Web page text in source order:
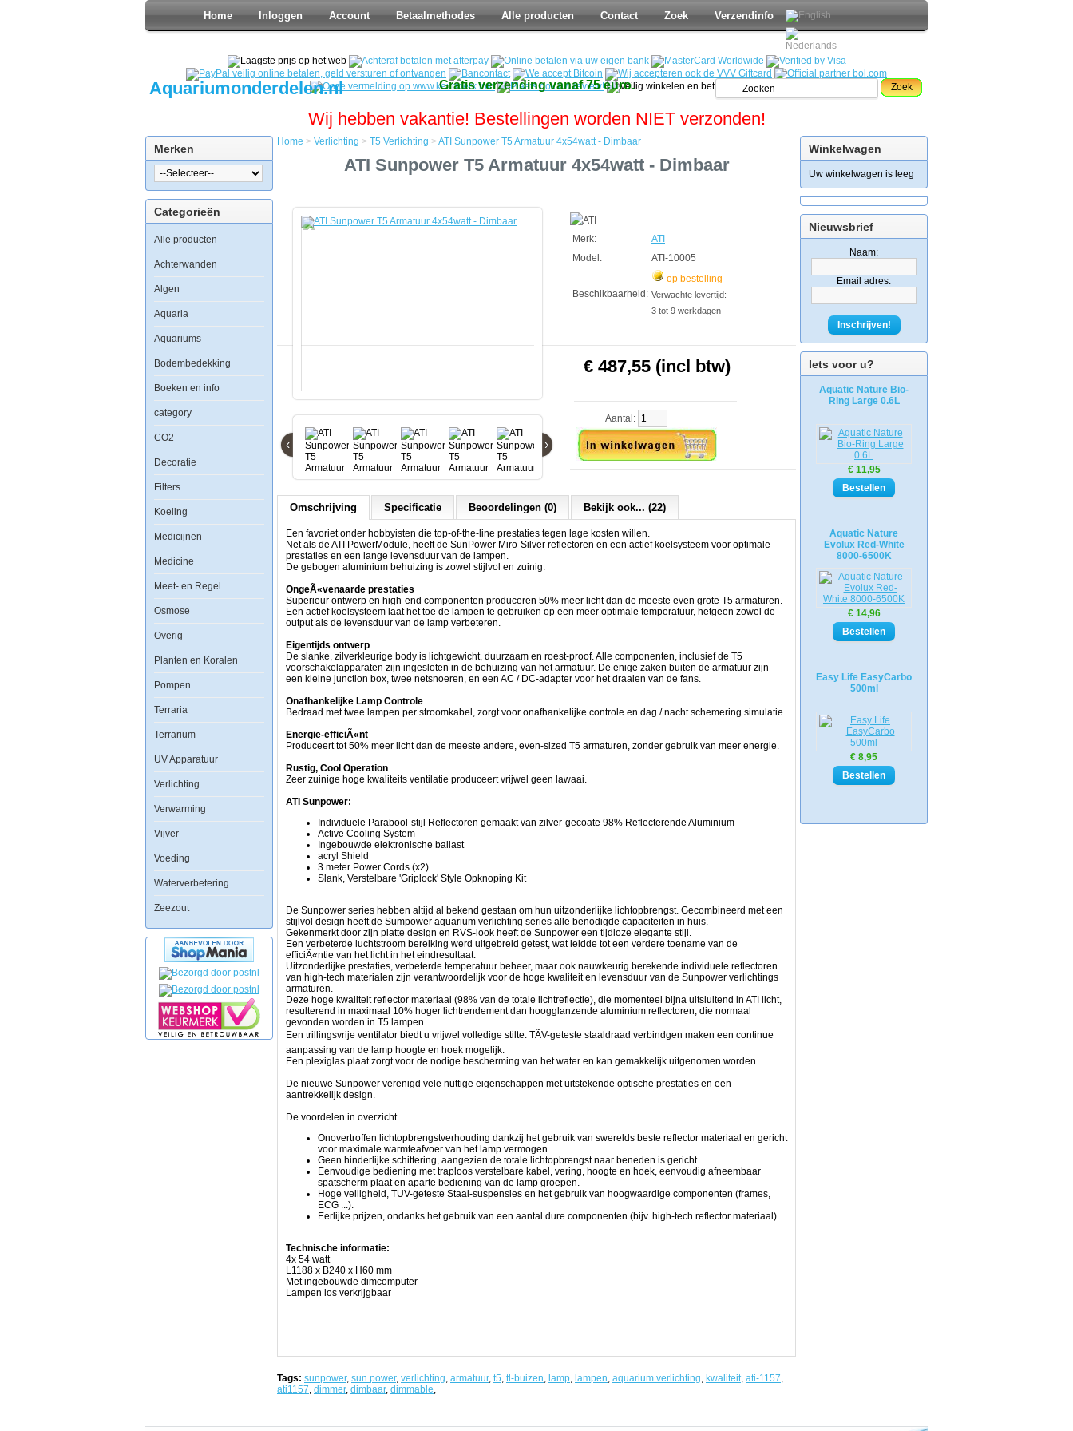
Home Inloggen Account Betaalmethodes Alle producten Contact Zoek Verzendinfo
Aquariumonderdelen.nl Gratis verzending vanaf 75 euro. Zoek
Wij hebben vakantie! Bestellingen worden NIET verzonden!
Merken
Categorieën
Alle producten
Achterwanden
Algen
Aquaria
Aquariums
Bodembedekking
Boeken en info
category
CO2
Decoratie
Filters
Koeling
Medicijnen
Medicine
Meet- en Regel
Osmose
Overig
Planten en Koralen
Pompen
Terraria
Terrarium
UV Apparatuur
Verlichting
Verwarming
Vijver
Voeding
Waterverbetering
Zeezout
Winkelwagen
Uw winkelwagen is leeg
Nieuwsbrief
Naam:
Email adres:
Inschrijven!
Iets voor u?
Aquatic Nature Bio-
Ring Large 0.6L
€ 11,95
Aquatic Nature
Evolux Red-White
8000-6500K
€ 14,96
Easy Life EasyCarbo
500ml
€ 8,95
Verlichting
ATI
Sunpower
4x54watt
Dimbaar
favoriet
onder
hobbyisten
die
of-
the-
line
prestaties
lage
kosten
willen.
Net
de
ATI
heeft
Miro-
Silver
en
koelsysteem
optimale
prestaties
levensduur
van
de
lampen.
De
gebogen
aluminium
behuizing
zowel
stijlvol
en
zuinig.
prestaties
Superieur
en
componenten
produceren
even
grote
T5
armaturen.
Een
actief
de
te
gebruiken
Home > Verlichting > T5 Verlichting > ATI Sunpower T5 Armatuur 4x54watt - Dimbaar
ATI Sunpower T5 Armatuur 4x54watt - Dimbaar
‹ ›
Merk:
ATI
Model:
ATI-10005
Beschikbaarheid:
op bestelling
Verwachte levertijd:
3 tot 9 werkdagen
€ 487,55 (incl btw)
Aantal:
Omschrijving Specificatie Beoordelingen (0) Bekijk ook... (22)
Een favoriet onder hobbyisten die top-of-the-line prestaties tegen lage kosten willen.
Net als de ATI PowerModule, heeft de SunPower Miro-Silver reflectoren en een actief koelsysteem voor optimale
prestaties en een lange levensduur van de lampen.
De gebogen aluminium behuizing is zowel stijlvol en zuinig.
OngeÃ«venaarde prestaties
Superieur ontwerp en high-end componenten produceren 50% meer licht dan de meeste even grote T5 armaturen.
Een actief koelsysteem laat het toe de lampen te gebruiken op een meer optimale temperatuur, hetgeen zowel de
output als de levensduur van de lamp verbeteren.
Eigentijds ontwerp
De slanke, zilverkleurige body is lichtgewicht, duurzaam en roest-proof. Alle componenten, inclusief de T5
voorschakelapparaten zijn ingesloten in de behuizing van het armatuur. De enige zaken buiten de armatuur zijn
een kleine junction box, twee netsnoeren, en een AC / DC-adapter voor het draaien van de fans.
Onafhankelijke Lamp Controle
Bedraad met twee lampen per stroomkabel, zorgt voor onafhankelijke controle en dag / nacht schemering simulatie.
Energie-efficiÃ«nt
Produceert tot 50% meer licht dan de meeste andere, even-sized T5 armaturen, zonder gebruik van meer energie.
Rustig, Cool Operation
Zeer zuinige hoge kwaliteits ventilatie produceert vrijwel geen lawaai.
ATI Sunpower:
Individuele Parabool-stijl Reflectoren gemaakt van zilver-gecoate 98% Reflecterende Aluminium
Active Cooling System
Ingebouwde elektronische ballast
acryl Shield
3 meter Power Cords (x2)
Slank, Verstelbare 'Griplock' Style Opknoping Kit
De Sunpower series hebben altijd al bekend gestaan om hun uitzonderlijke lichtopbrengst. Gecombineerd met een
stijlvol design heeft de Sumpower aquarium verlichting series alle benodigde capaciteiten in huis.
Gekenmerkt door zijn platte design en RVS-look heeft de Sunpower een tijdloze elegante stijl.
Een verbeterde luchtstroom bereiking werd uitgebreid getest, wat leidde tot een verdere toename van de
efficiÃ«ntie van het licht in het eindresultaat.
Uitzonderlijke prestaties, verbeterde temperatuur beheer, maar ook nauwkeurig berekende individuele reflectoren
van high-tech materialen zijn verantwoordelijk voor de hoge kwaliteit en levensduur van de Sunpower verlichtings
armaturen.
Deze hoge kwaliteit reflector materiaal (98% van de totale lichtreflectie), die momenteel bijna uitsluitend in ATI licht,
resulterend in maximaal 10% hoger lichtrendement dan hoogglanzende aluminium reflectoren, die normaal
gevonden worden in T5 lampen.
Een trillingsvrije ventilator biedt u vrijwel volledige stilte. TÃV-geteste staaldraad verbindgen maken een continue
aanpassing van de lamp hoogte en hoek mogelijk.
Een plexiglas plaat zorgt voor de nodige bescherming van het water en kan gemakkelijk uitgenomen worden.
De nieuwe Sunpower verenigd vele nuttige eigenschappen met uitstekende optische prestaties en een
aantrekkelijk design.
De voordelen in overzicht
Onovertroffen lichtopbrengstverhouding dankzij het gebruik van swerelds beste reflector materiaal en gericht
voor maximale warmteafvoer van het lamp vermogen.
Geen hinderlijke schittering, aangezien de totale lichtopbrengst naar beneden is gericht.
Eenvoudige bediening met traploos verstelbare kabel, vering, hoogte en hoek, eenvoudig afneembaar
spatscherm plaat en aparte bediening van de lamp groepen.
Hoge veiligheid, TUV-geteste Staal-suspensies en het gebruik van hoogwaardige componenten (frames,
ECG ...).
Eerlijke prijzen, ondanks het gebruik van een aantal dure componenten (bijv. high-tech reflector materiaal).
Technische informatie:
4x 54 watt
L1188 x B240 x H60 mm
Met ingebouwde dimcomputer
Lampen los verkrijgbaar
Tags: sunpower, sun power, verlichting, armatuur, t5, tl-buizen, lamp, lampen, aquarium verlichting, kwaliteit, ati-1157,
ati1157, dimmer, dimbaar, dimmable,